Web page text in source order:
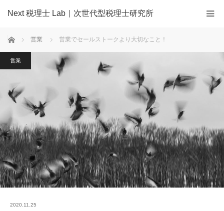
Next 税理士 Lab｜次世代型税理士研究所
ホーム 営業 営業でセールストークより大切なこと！
営業
2020.11.25